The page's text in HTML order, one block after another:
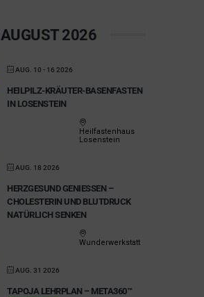
AUGUST 2026
AUG. 10 - 16 2026
HEILPILZ-KRÄUTER-BASENFASTEN
IN LOSENSTEIN
Heilfastenhaus
Losenstein
AUG. 18 2026
HERZGESUND GENIESSEN – C
HOLESTERIN UND BLUTDRUCK N
ATÜRLICH SENKEN
Wunderwerkstatt
AUG. 31 2026
TAPOJA LEHRPLAN – META360™